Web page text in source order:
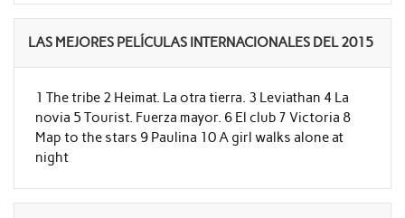
LAS MEJORES PELÍCULAS INTERNACIONALES DEL 2015
1 The tribe 2 Heimat. La otra tierra. 3 Leviathan 4 La
novia 5 Tourist. Fuerza mayor. 6 El club 7 Victoria 8
Map to the stars 9 Paulina 10 A girl walks alone at
night